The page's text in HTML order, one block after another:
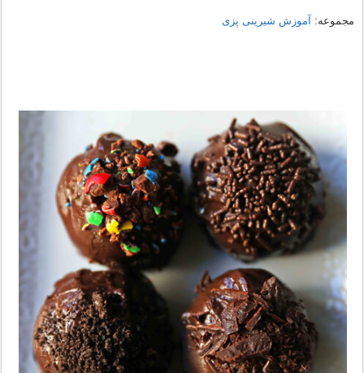
مجموعه: آموزش شیرینی پزی